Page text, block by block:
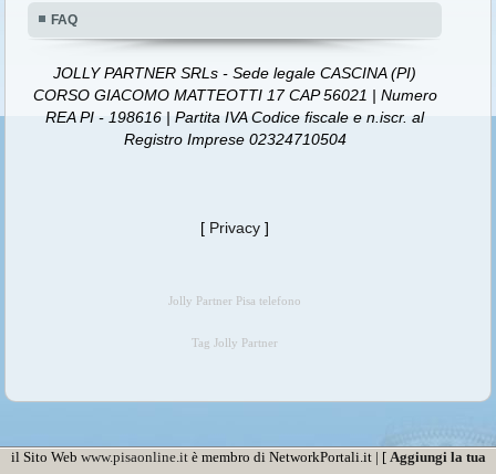
FAQ
JOLLY PARTNER SRLs - Sede legale CASCINA (PI)
CORSO GIACOMO MATTEOTTI 17 CAP 56021 | Numero
REA PI - 198616 | Partita IVA Codice fiscale e n.iscr. al
Registro Imprese 02324710504
[ Privacy ]
Jolly Partner Pisa telefono
Tag Jolly Partner
il Sito Web www.pisaonline.itè membro di NetworkPortali.it | [ Aggiungi la tua